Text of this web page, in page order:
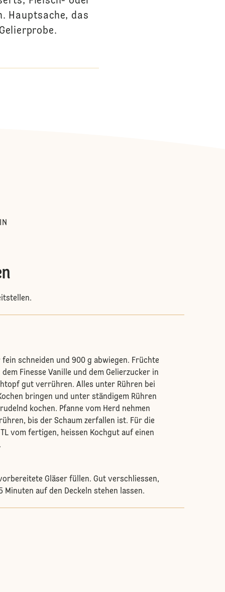
Hauptsache, das
schneiden und 900 g abwiegen. Früchte
Finesse Vanille und dem Gelierzucker in
gut verrühren. Alles unter Rühren bei
bringen und unter ständigem Rühren
kochen. Pfanne vom Herd nehmen
bis der Schaum zerfallen ist. Für die
vom fertigen, heissen Kochgut auf einen
Gläser füllen. Gut verschliessen,
Minuten auf den Deckeln stehen lassen.